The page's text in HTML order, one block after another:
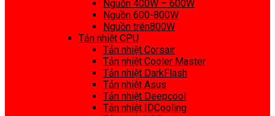
Nguồn 400W – 600W
Nguồn 600-800W
Nguồn trên800W
Tản nhiệt CPU
Tản nhiệt Corsair
Tản nhiệt Cooler Master
Tản nhiệt DarkFlash
Tản nhiệt Asus
Tản nhiệt Deepcool
Tản nhiệt IDCooling